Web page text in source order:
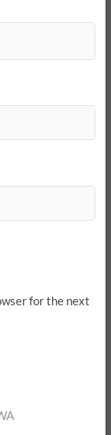
for the next